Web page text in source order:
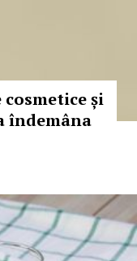
și
îndemâna